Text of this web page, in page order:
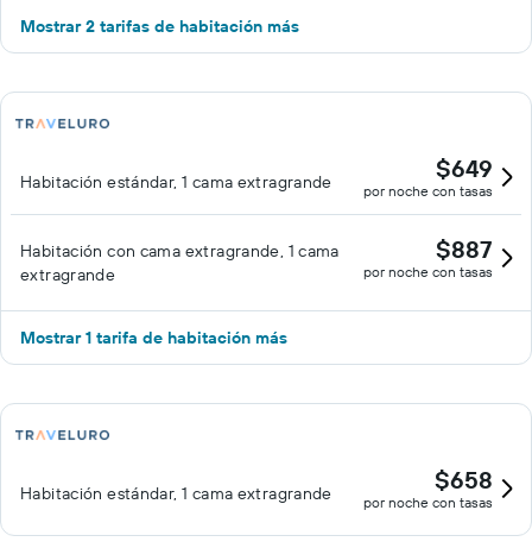
Mostrar 2 tarifas de habitación más
Habitación estándar, 1 cama extragrande $649
por noche con tasas
Habitación con cama extragrande, 1 cama
extragrande
$887
por noche con tasas
Mostrar 1 tarifa de habitación más
Habitación estándar, 1 cama extragrande $658
por noche con tasas